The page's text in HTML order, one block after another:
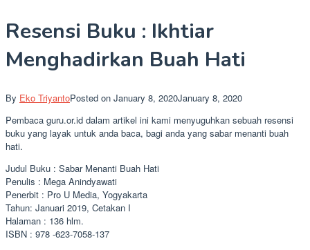
Resensi Buku : Ikhtiar
Menghadirkan Buah Hati
By Eko TriyantoPosted on January 8, 2020January 8, 2020
Pembaca guru.or.id dalam artikel ini kami menyuguhkan sebuah resensi
buku yang layak untuk anda baca, bagi anda yang sabar menanti buah
hati.
Judul Buku : Sabar Menanti Buah Hati
Penulis : Mega Anindyawati
Penerbit : Pro U Media, Yogyakarta
Tahun: Januari 2019, Cetakan I
Halaman : 136 hlm.
ISBN : 978 -623-7058-137